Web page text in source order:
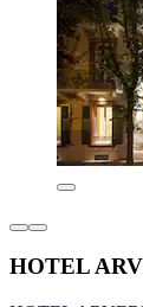
HOTEL